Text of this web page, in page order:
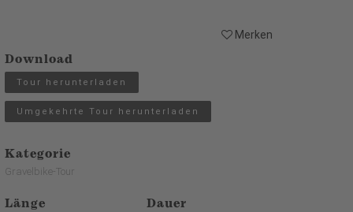
Merken
Download
Tour herunterladen
Umgekehrte Tour herunterladen
Kategorie
Gravelbike-Tour
Länge Dauer